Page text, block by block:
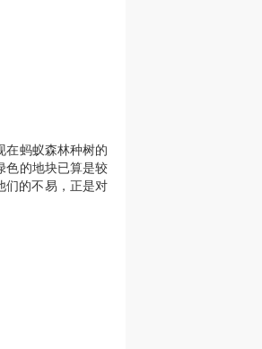
在蚂蚁森林种树的
色的地块已算是较
们的不易，正是对